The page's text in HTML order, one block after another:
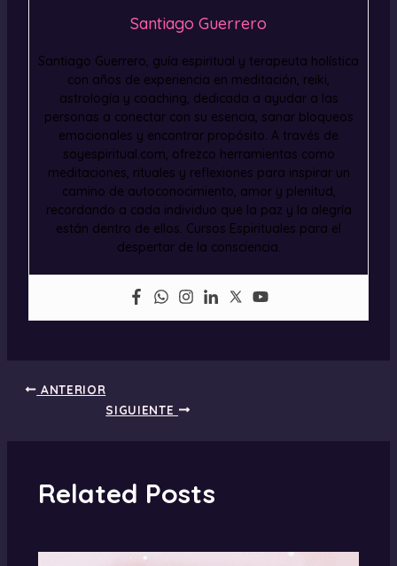
Santiago Guerrero
Santiago Guerrero, guía espiritual y terapeuta holística
con años de experiencia en meditación, reiki,
astrología y coaching, dedicada a ayudar a las
personas a conectar con su esencia, sanar bloqueos
emocionales y encontrar propósito. A través de
soyespiritual.com, ofrezco herramientas como
meditaciones, rituales y reflexiones para inspirar un
camino de autoconocimiento, amor y plenitud,
recordando a cada individuo que la paz y la alegría
están dentro de ellos. Cursos Espirituales para el
despertar de la consciencia.
ANTERIOR
SIGUIENTE
Related Posts